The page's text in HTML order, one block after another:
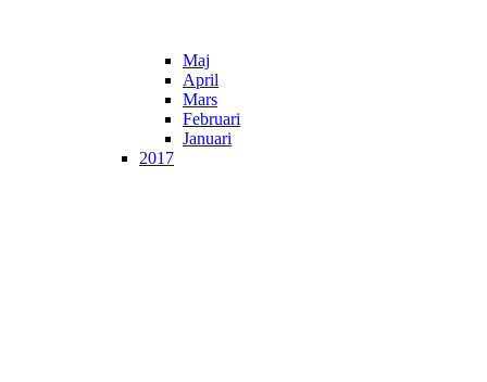
Maj
April
Mars
Februari
Januari
2017